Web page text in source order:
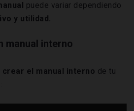
puede variar dependiendo
y utilidad.
manual interno
crear el manual interno de tu